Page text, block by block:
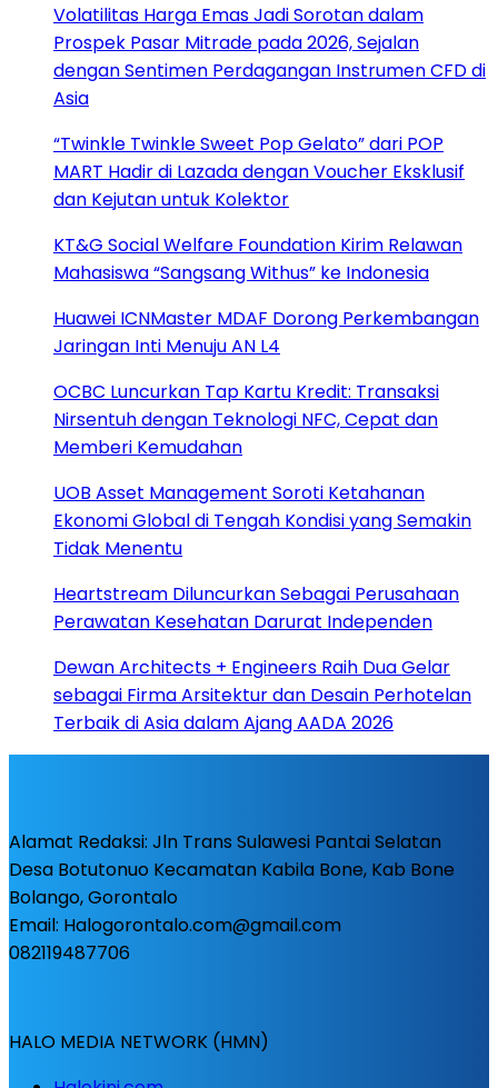
Volatilitas Harga Emas Jadi Sorotan dalam
Prospek Pasar Mitrade pada 2026, Sejalan
dengan Sentimen Perdagangan Instrumen CFD di
Asia
“Twinkle Twinkle Sweet Pop Gelato” dari POP
MART Hadir di Lazada dengan Voucher Eksklusif
dan Kejutan untuk Kolektor
KT&G Social Welfare Foundation Kirim Relawan
Mahasiswa “Sangsang Withus” ke Indonesia
Huawei ICNMaster MDAF Dorong Perkembangan
Jaringan Inti Menuju AN L4
OCBC Luncurkan Tap Kartu Kredit: Transaksi
Nirsentuh dengan Teknologi NFC, Cepat dan
Memberi Kemudahan
UOB Asset Management Soroti Ketahanan
Ekonomi Global di Tengah Kondisi yang Semakin
Tidak Menentu
Heartstream Diluncurkan Sebagai Perusahaan
Perawatan Kesehatan Darurat Independen
Dewan Architects + Engineers Raih Dua Gelar
sebagai Firma Arsitektur dan Desain Perhotelan
Terbaik di Asia dalam Ajang AADA 2026
Alamat Redaksi: Jln Trans Sulawesi Pantai Selatan
Desa Botutonuo Kecamatan Kabila Bone, Kab Bone
Bolango, Gorontalo
Email: Halogorontalo.com@gmail.com
082119487706
HALO MEDIA NETWORK (HMN)